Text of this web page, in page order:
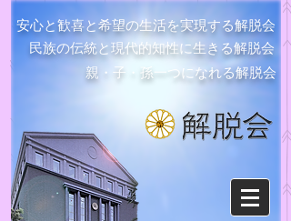
安心と歓喜と希望の生活を実現する解脱会
民族の伝統と現代的知性に生きる解脱会
親・子・孫一つになれる解脱会